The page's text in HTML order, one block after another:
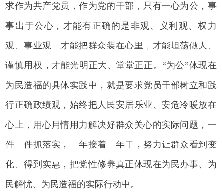
求作为共产党员，作为党的干部，只有一心为公，事
事出于公心，才能有正确的是非观、义利观、权力
观、事业观，才能把群众装在心里，才能坦荡做人、
谨慎用权，才能光明正大、堂堂正正。“为公”体现在
为民造福的具体实践中，就是要求党员干部树立和践
行正确政绩观，始终把人民安居乐业、安危冷暖放在
心上，用心用情用力解决好群众关心的实际问题，一
件一件抓落实，一年接着一年干，努力让群众看到变
化、得到实惠，把党性修养真正体现在为民办事、为
民解忧、为民造福的实际行动中。